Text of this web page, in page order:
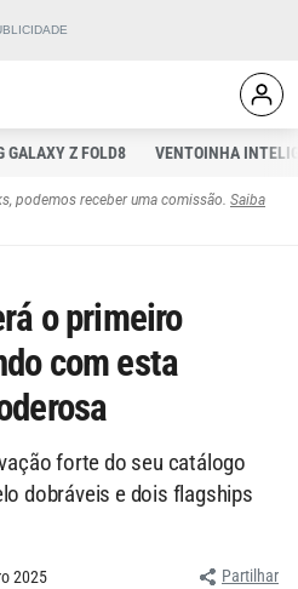
GALAXY Z FOLD8 VENTOINHA
podemos receber uma comissão. Saiba
o primeiro
com esta
forte do seu catálogo
dobráveis e dois flagships
2025 Partilhar